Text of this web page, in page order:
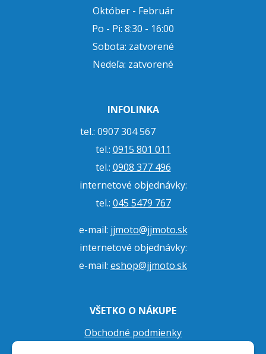
Október - Február
Po - Pi: 8:30 - 16:00
Sobota: zatvorené
Nedeľa: zatvorené
INFOLINKA
tel.: 0907 304 567
tel.: 0915 801 011
tel.: 0908 377 496
internetové objednávky:
tel.: 045 5479 767
e-mail: jjmoto@jjmoto.sk
internetové objednávky:
e-mail: eshop@jjmoto.sk
VŠETKO O NÁKUPE
Obchodné podmienky